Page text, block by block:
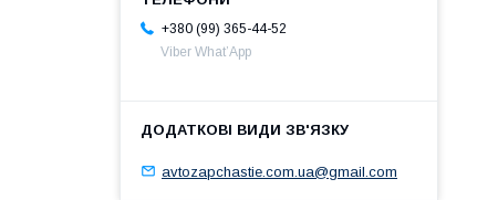
+380 (99) 365-44-52
Viber What’App
avtozapchastie.com.ua@gmail.com